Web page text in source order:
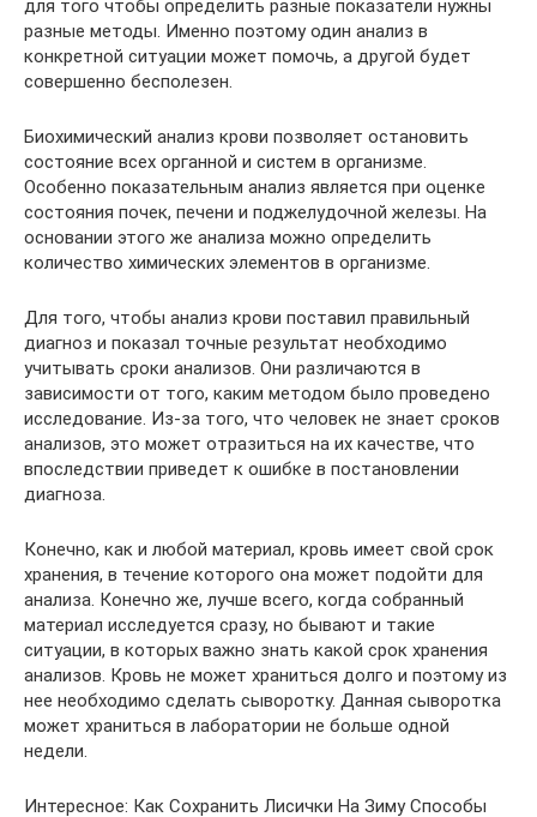
для того чтобы определить разные показатели нужны
разные методы. Именно поэтому один анализ в
конкретной ситуации может помочь, а другой будет
совершенно бесполезен.
Биохимический анализ крови позволяет остановить
состояние всех органной и систем в организме.
Особенно показательным анализ является при оценке
состояния почек, печени и поджелудочной железы. На
основании этого же анализа можно определить
количество химических элементов в организме.
Для того, чтобы анализ крови поставил правильный
диагноз и показал точные результат необходимо
учитывать сроки анализов. Они различаются в
зависимости от того, каким методом было проведено
исследование. Из-за того, что человек не знает сроков
анализов, это может отразиться на их качестве, что
впоследствии приведет к ошибке в постановлении
диагноза.
Конечно, как и любой материал, кровь имеет свой срок
хранения, в течение которого она может подойти для
анализа. Конечно же, лучше всего, когда собранный
материал исследуется сразу, но бывают и такие
ситуации, в которых важно знать какой срок хранения
анализов. Кровь не может храниться долго и поэтому из
нее необходимо сделать сыворотку. Данная сыворотка
может храниться в лаборатории не больше одной
недели.
Интересное: Как Сохранить Лисички На Зиму Способы